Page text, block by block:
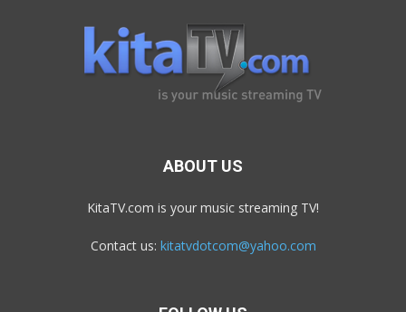
ABOUT US
KitaTV.com is your music streaming TV!
Contact us: kitatvdotcom@yahoo.com